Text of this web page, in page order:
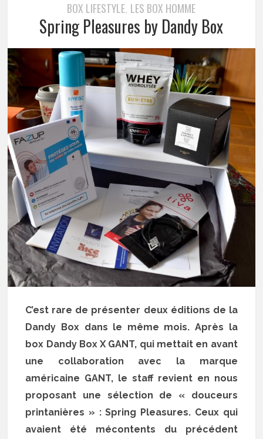
BOX LIFESTYLE, LES BOX HOMME
Spring Pleasures by Dandy Box
C’est rare de présenter deux éditions de la
Dandy Box dans le même mois. Après la
box Dandy Box X GANT, qui mettait en avant
une collaboration avec la marque
américaine GANT, le staff revient en nous
proposant une sélection de « douceurs
printanières » : Spring Pleasures. Ceux qui
avaient été mécontents du précédent